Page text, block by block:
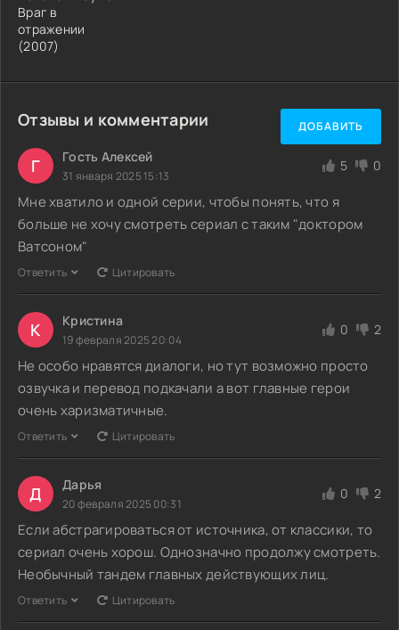
Враг в
отражении
(2007)
Отзывы и комментарии ДОБАВИТЬ
Г Гость Алексей
31 января 2025 15:13
5 0
Мне хватило и одной серии, чтобы понять, что я
больше не хочу смотреть сериал с таким "доктором
Ватсоном"
Ответить Цитировать
К Кристина
19 февраля 2025 20:04
0 2
Не особо нравятся диалоги, но тут возможно просто
озвучка и перевод подкачали а вот главные герои
очень харизматичные.
Ответить Цитировать
Д Дарья
20 февраля 2025 00:31
0 2
Если абстрагироваться от источника, от классики, то
сериал очень хорош. Однозначно продолжу смотреть.
Необычный тандем главных действующих лиц.
Ответить Цитировать